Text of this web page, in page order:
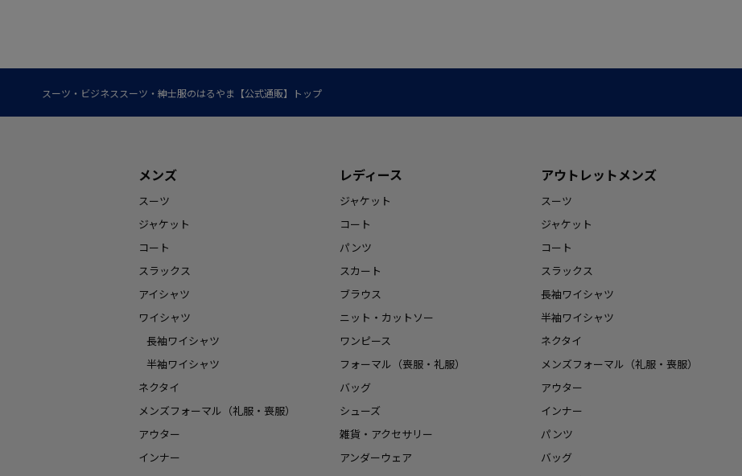
スーツ・ビジネススーツ・紳士服のはるやま【公式通販】トップ
メンズ
スーツ
ジャケット
コート
スラックス
アイシャツ
ワイシャツ
長袖ワイシャツ
半袖ワイシャツ
ネクタイ
メンズフォーマル（礼服・喪服）
アウター
インナー
レディース
ジャケット
コート
パンツ
スカート
ブラウス
ニット・カットソー
ワンピース
フォーマル（喪服・礼服）
バッグ
シューズ
雑貨・アクセサリー
アンダーウェア
アウトレットメンズ
スーツ
ジャケット
コート
スラックス
長袖ワイシャツ
半袖ワイシャツ
ネクタイ
メンズフォーマル（礼服・喪服）
アウター
インナー
パンツ
バッグ